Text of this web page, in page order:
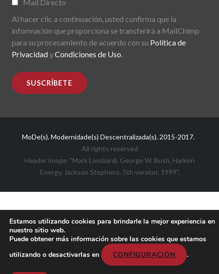
Mail Directo
Al hacer clic a continuación, usted confirma que la
información que proporciona se transferirá a MailChimp
para su procesamiento de acuerdo con su Política de
PrivacidadyCondiciones de Uso.
MoDe(s). Modernidade(s) Descentralizada(s). 2015-2017.
All rights reserved
Header image: "Mark Lombardi, George W. Bush, Harken
Energy, Jackson Stephens. 5th version; 1999".
Estamos utilizando cookies para brindarle la mejor experiencia en
nuestro sitio web.
Puede obtener más información sobre las cookies que estamos
utilizando o desactivarlas en
CONFIGURACIÓN .